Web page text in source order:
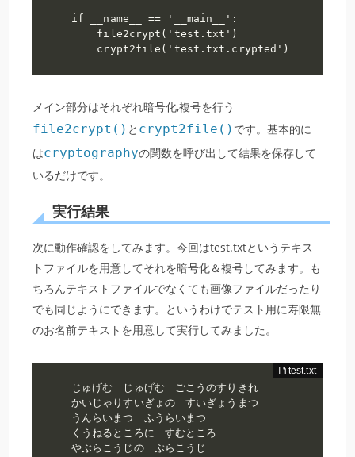
if __name__ == '__main__':
    file2crypt('test.txt')
    crypt2file('test.txt.crypted')
メイン部分はそれぞれ暗号化,複号を行う
file2crypt() と crypt2file() です。基本的に
はcryptographyの関数を呼び出して結果を保存して
いるだけです。
実行結果
次に動作確認をしてみます。今回はtest.txtというテキス
トファイルを用意してそれを暗号化＆複号してみます。も
ちろんテキストファイルでなくても画像ファイルだったり
でも同じようにできます。というわけでテスト用に寿限無
のお名前テキストを用意して実行してみました。
じゅげむ　じゅげむ　ごこうのすりきれ
かいじゃりすいぎょの　すいぎょうまつ
うんらいまつ　ふうらいまつ
くうねるところに　すむところ
やぶらこうじの　ぶらこうじ